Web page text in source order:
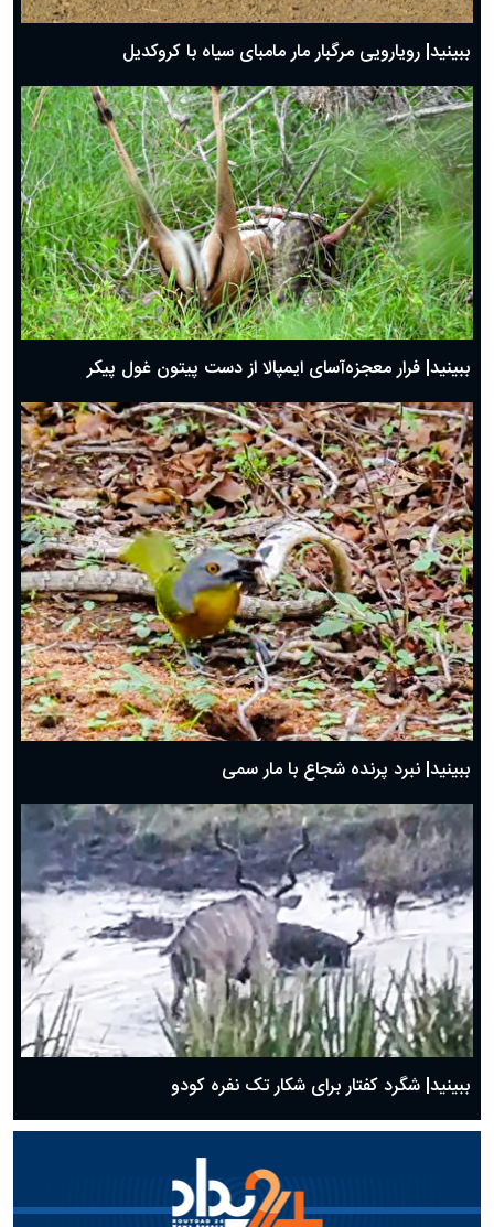
ببینید| رویارویی مرگبار مار مامبای سیاه با کروکدیل
ببینید| فرار معجزه‌آسای ایمپالا از دست پیتون غول پیکر
ببینید| نبرد پرنده شجاع با مار سمی
ببینید| شگرد کفتار برای شکار تک نفره کودو